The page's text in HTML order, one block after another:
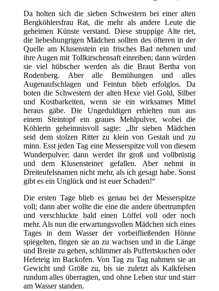
Da holten sich die sieben Schwestern bei einer alten
Bergköhlersfrau Rat, die mehr als andere Leute die
geheimen Künste verstand. Diese struppige Alte riet,
die liebeshungrigen Mädchen sollten des öfteren in der
Quelle am Klusenstein ein frisches Bad nehmen und
ihre Augen mit Tollkirschensaft einreiben; dann würden
sie viel hübscher werden als die Braut Bertha von
Rodenberg. Aber alle Bemühungen und alles
Augenaufschlagen und Feintun blieb erfolglos. Da
boten die Schwestern der alten Hexe viel Gold, Silber
und Kostbarkeiten, wenn sie ein wirksames Mittel
heraus gäbe. Die Ungeduldigen erhielten nun aus
einem Steintopf ein graues Mehlpulver, wobei die
Köhlerin geheimnisvoll sagte: „Ihr sieben Mädchen
seid dem stolzen Ritter zu klein von Gestalt und zu
minn. Esst jeden Tag eine Messerspitze voll von diesem
Wunderpulver; dann werdet ihr groß und vollbrüstig
und dem Klusensteiner gefallen. Aber nehmt in
Dreiteufelsnamen nicht mehr, als ich gesagt habe. Sonst
gibt es ein Unglück und ist euer Schaden!“
Die ersten Tage blieb es genau bei der Messerspitze
voll; dann aber wollte die eine die andere übertrumpfen
und verschluckte bald einen Löffel voll oder noch
mehr. Als nun die erwartungsvollen Mädchen sich eines
Tages in dem Wasser der vorbeifließenden Hönne
spiegelten, fingen sie an zu wachsen und in die Länge
und Breite zu gehen, schlimmer als Puffertskuchen oder
Hefeteig im Backofen. Von Tag zu Tag nahmen sie an
Gewicht und Größe zu, bis sie zuletzt als Kalkfelsen
rundum alles überragten, und ohne Leben stur und starr
am Wasser standen.